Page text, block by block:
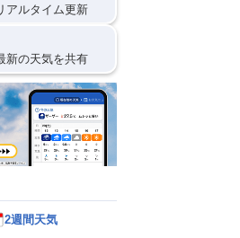
アルタイム更新
新の天気を共有
2週間天気